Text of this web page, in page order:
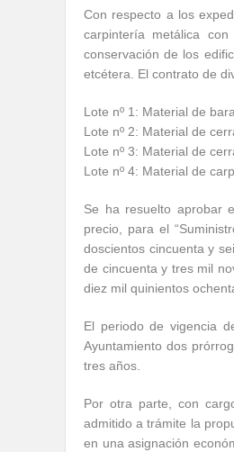
Con respecto a los
carpintería metálica
conservación de los
etcétera. El contrato de
Lote nº 1: Material de
Lote nº 2: Material de
Lote nº 3: Material de
Lote nº 4: Material de
Se ha resuelto aprobar
precio, para el
doscientos cincuenta y
de cincuenta y tres mil
diez mil quinientos
El periodo de vigencia
Ayuntamiento dos
tres años.
Por otra parte, con
admitido a trámite la
en una asignación